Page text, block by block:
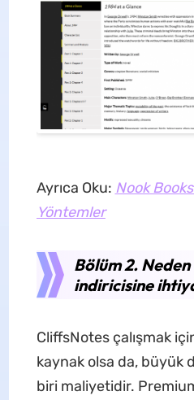
Ayrıca Oku: Nook
Yöntemler
Bölüm 2.
indiricisine
CliffsNotes çalışmak
kaynak olsa da, büyük
biri maliyetidir.